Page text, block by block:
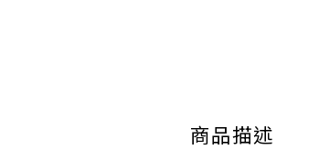
商品描述